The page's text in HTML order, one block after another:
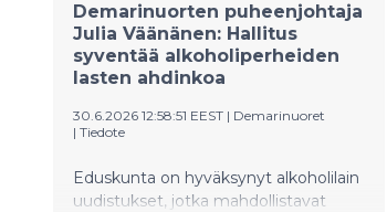
Demarinuorten puheenjohtaja
Julia Väänänen: Hallitus
syventää alkoholiperheiden
lasten ahdinkoa
30.6.2026 12:58:51 EEST | Demarinuoret
| Tiedote
Eduskunta on hyväksynyt alkoholilain
uudistukset, jotka mahdollistavat